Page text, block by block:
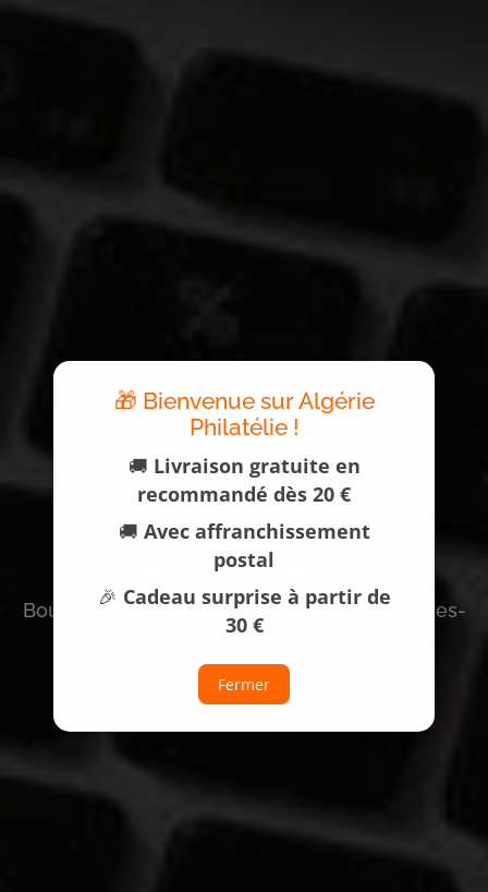
Bienvenue sur
Algérie Philatélie
Boutique en ligne des nouveautés des timbres-
poste d‘Algérie
🎁 Bienvenue sur Algérie
Philatélie !
🚚 Livraison gratuite en
recommandé dès 20 €
🚚 Avec affranchissement
postal
🎉 Cadeau surprise à partir de
30 €
Fermer